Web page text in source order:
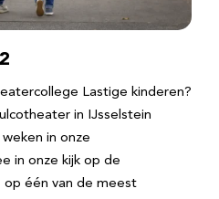
Lastige kinderen?
in IJsselstein
in onze
in onze kijk op de
op één van de meest